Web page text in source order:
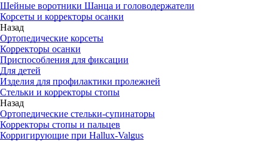
Шейные воротники Шанца и головодержатели
Корсеты и корректоры осанки
Назад
Ортопедические корсеты
Корректоры осанки
Приспособления для фиксации
Для детей
Изделия для профилактики пролежней
Стельки и корректоры стопы
Назад
Ортопедические стельки-супинаторы
Корректоры стопы и пальцев
Корригирующие при Hallux-Valgus